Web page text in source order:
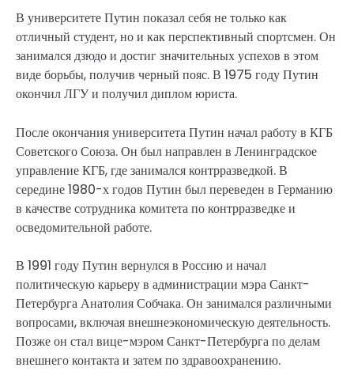
В университете Путин показал себя не только как
отличный студент, но и как перспективный спортсмен. Он
занимался дзюдо и достиг значительных успехов в этом
виде борьбы, получив черный пояс. В 1975 году Путин
окончил ЛГУ и получил диплом юриста.
После окончания университета Путин начал работу в КГБ
Советского Союза. Он был направлен в Ленинградское
управление КГБ, где занимался контрразведкой. В
середине 1980-х годов Путин был переведен в Германию
в качестве сотрудника комитета по контрразведке и
осведомительной работе.
В 1991 году Путин вернулся в Россию и начал
политическую карьеру в администрации мэра Санкт-
Петербурга Анатолия Собчака. Он занимался различными
вопросами, включая внешнеэкономическую деятельность.
Позже он стал вице-мэром Санкт-Петербурга по делам
внешнего контакта и затем по здравоохранению.